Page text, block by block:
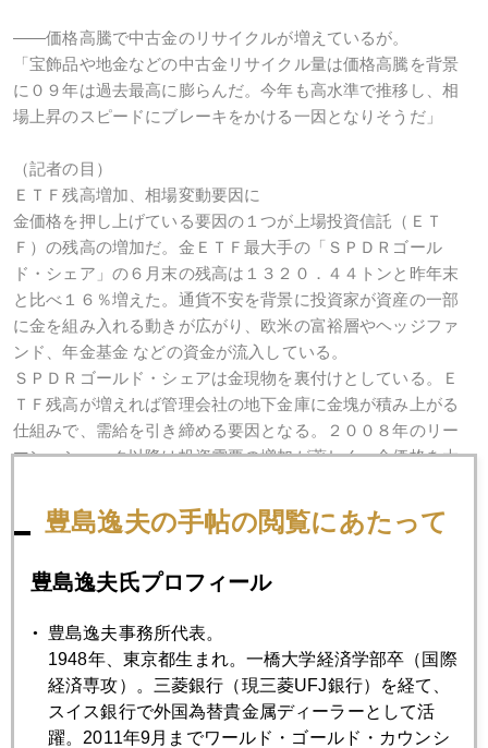
――価格高騰で中古金のリサイクルが増えているが。
「宝飾品や地金などの中古金リサイクル量は価格高騰を背景
に０９年は過去最高に膨らんだ。今年も高水準で推移し、相
場上昇のスピードにブレーキをかける一因となりそうだ」
（記者の目）
ＥＴＦ残高増加、相場変動要因に
金価格を押し上げている要因の１つが上場投資信託（ＥＴ
Ｆ）の残高の増加だ。金ＥＴＦ最大手の「ＳＰＤＲゴール
ド・シェア」の６月末の残高は１３２０．４４トンと昨年末
と比べ１６％増えた。通貨不安を背景に投資家が資産の一部
に金を組み入れる動きが広がり、欧米の富裕層やヘッジファ
ンド、年金基金 などの資金が流入している。
ＳＰＤＲゴールド・シェアは金現物を裏付けとしている。Ｅ
ＴＦ残高が増えれば管理会社の地下金庫に金塊が積み上がる
仕組みで、需給を引き締める要因となる。２００８年のリー
マン・ショック以降は投資需要の増加が著しく、金価格を大
きく相場が変動するため、今後も注意が必要だ。（村上史
佳）
1月 3月 4月 5月 6月
7月 8月 9月 10月 11月 12月
豊島逸夫の手帖の閲覧にあたって
豊島逸夫氏プロフィール
豊島逸夫事務所代表。
1948年、東京都生まれ。一橋大学経済学部卒（国際
経済専攻）。三菱銀行（現三菱UFJ銀行）を経て、
スイス銀行で外国為替貴金属ディーラーとして活
躍。2011年9月までワールド・ゴールド・カウンシ